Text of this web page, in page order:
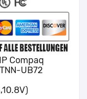
Compaq
UB72